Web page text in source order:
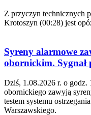
Z przyczyn technicznych
Krotoszyn (00:28) jest
Syreny alarmowe
obornickim.
Dziś, 1.08.2026 r. o
obornickiego zawyją
testem systemu
Warszawskiego.